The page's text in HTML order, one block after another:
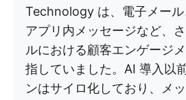
Technology は、電子メール
アプリ内メッセージなど、
ルにおける顧客エンゲージ
指していました。AI 導入以
ンはサイロ化しており、メ